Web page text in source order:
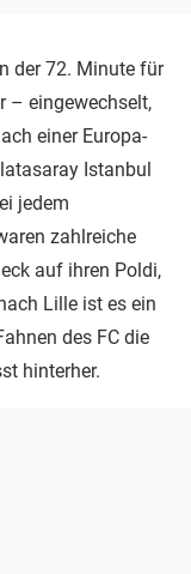
der 72. Minute für
– eingewechselt,
einer Europa-
Istanbul
jedem
zahlreiche
auf ihren Poldi,
Lille ist es ein
des FC die
hinterher.